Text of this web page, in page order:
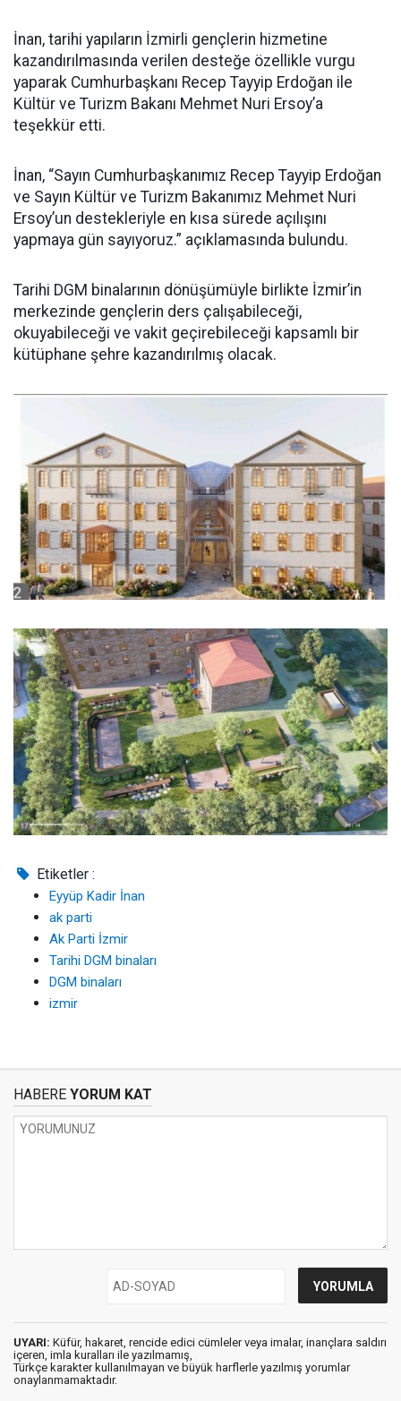
İnan, tarihi yapıların İzmirli gençlerin hizmetine
kazandırılmasında verilen desteğe özellikle vurgu
yaparak Cumhurbaşkanı Recep Tayyip Erdoğan ile
Kültür ve Turizm Bakanı Mehmet Nuri Ersoy’a
teşekkür etti.
İnan, “Sayın Cumhurbaşkanımız Recep Tayyip Erdoğan
ve Sayın Kültür ve Turizm Bakanımız Mehmet Nuri
Ersoy’un destekleriyle en kısa sürede açılışını
yapmaya gün sayıyoruz.” açıklamasında bulundu.
Tarihi DGM binalarının dönüşümüyle birlikte İzmir’in
merkezinde gençlerin ders çalışabileceği,
okuyabileceği ve vakit geçirebileceği kapsamlı bir
kütüphane şehre kazandırılmış olacak.
Etiketler :
Eyyüp Kadir İnan
ak parti
Ak Parti İzmir
Tarihi DGM binaları
DGM binaları
izmir
HABERE YORUM KAT
UYARI: Küfür, hakaret, rencide edici cümleler veya imalar, inançlara saldırı
içeren, imla kuralları ile yazılmamış,
Türkçe karakter kullanılmayan ve büyük harflerle yazılmış yorumlar
onaylanmamaktadır.